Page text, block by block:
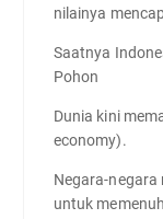
nilainya
Saatnya
Pohon
Dunia kini
economy).
Negara-
untuk